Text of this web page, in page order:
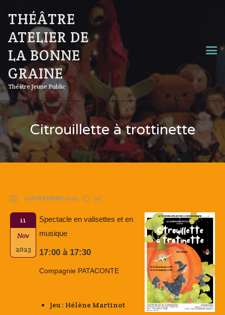
THÉÂTRE
ATELIER DE
LA BONNE
GRAINE
Théâtre Jeune Public
Citrouillette à trottinette
11 NOVEMBRE 2023 (0)
11
Nov
2023
Spectacle en valisettes et en
musique
17:00 à 17:30
Compagnie PATACONTE
Jeu : Hélène Martinot